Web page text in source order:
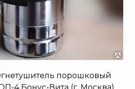
порошковый